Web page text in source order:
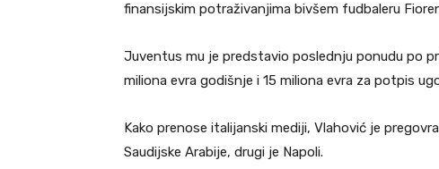
finansijskim potraživanjima bivšem fudbaleru
Juventus mu je predstavio poslednju ponudu po
miliona evra godišnje i 15 miliona evra za potpis
Kako prenose italijanski mediji, Vlahović je
Saudijske Arabije, drugi je Napoli.